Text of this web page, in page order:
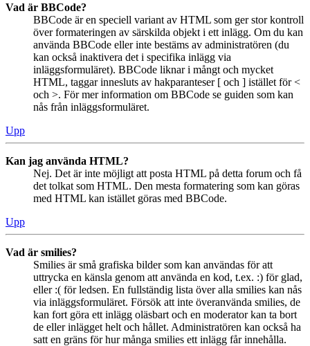
Vad är BBCode?
BBCode är en speciell variant av HTML som ger stor kontroll
över formateringen av särskilda objekt i ett inlägg. Om du kan
använda BBCode eller inte bestäms av administratören (du
kan också inaktivera det i specifika inlägg via
inläggsformuläret). BBCode liknar i mångt och mycket
HTML, taggar innesluts av hakparanteser [ och ] istället för <
och >. För mer information om BBCode se guiden som kan
nås från inläggsformuläret.
Upp
Kan jag använda HTML?
Nej. Det är inte möjligt att posta HTML på detta forum och få
det tolkat som HTML. Den mesta formatering som kan göras
med HTML kan istället göras med BBCode.
Upp
Vad är smilies?
Smilies är små grafiska bilder som kan användas för att
uttrycka en känsla genom att använda en kod, t.ex. :) för glad,
eller :( för ledsen. En fullständig lista över alla smilies kan nås
via inläggsformuläret. Försök att inte överanvända smilies, de
kan fort göra ett inlägg oläsbart och en moderator kan ta bort
de eller inlägget helt och hållet. Administratören kan också ha
satt en gräns för hur många smilies ett inlägg får innehålla.